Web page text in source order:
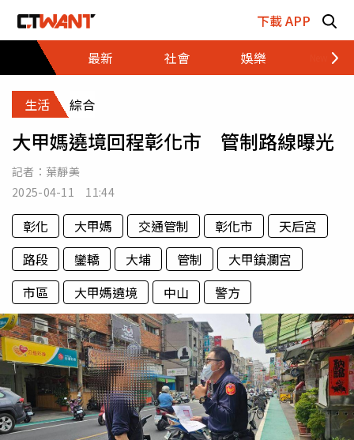
下載 APP
最新
社會 娛樂 財經
生活 綜合
大甲媽遶境回程彰化市 管制路線曝光
記者： 葉靜美
2025-04-11 11:44
彰化 大甲媽 交通管制 彰化市
天后宮
路段
鑾轎 大埔 管制
大甲鎮瀾宮
市區
大甲媽遶境 中山 警方